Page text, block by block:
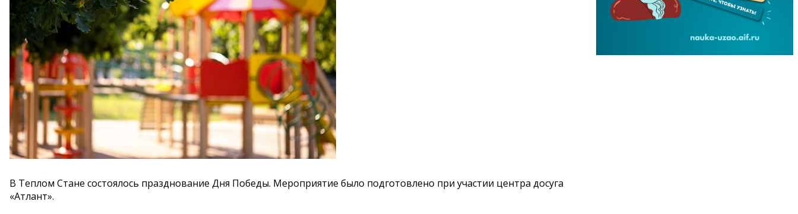
В Теплом Стане состоялось празднование Дня Победы. Мероприятие было подготовлено при участии центра досуга
«Атлант».